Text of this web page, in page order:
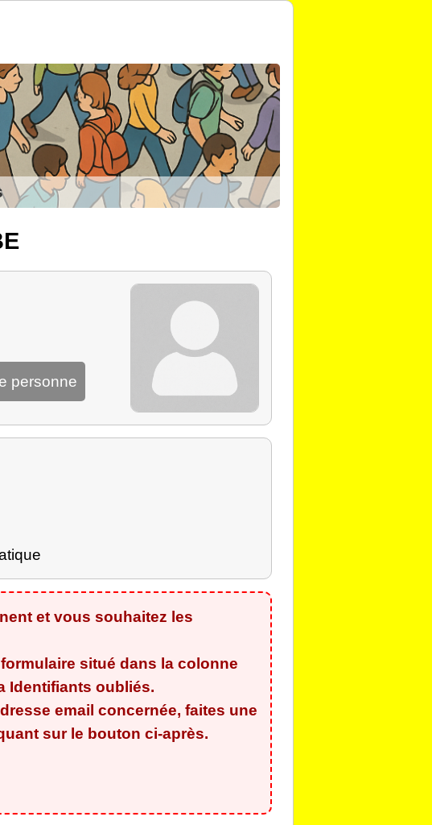
personne
et vous souhaitez les
situé dans la colonne
Identifiants oubliés.
email concernée, faites une
sur le bouton ci-après.